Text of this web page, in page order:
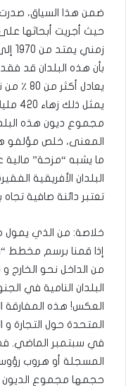
ضمن هذا السياق،
بأن هذه البلدان قد
يعادل
مجموع ديون هذه
المعنى، خلص مؤلفو
ما يشبه “مزحة”
البلدان الأفريقية
تعتبر دائنة صافية
خلاصة: من الذي يمول
إذا قمنا برسم مخطط
من الداخل نحو الخارج و
البلدان النامية في
العكس! هذه المفارقة
في سبتمبر الماضي.
المسجلة أو هروب رؤوس
حجمها مجموع الديون